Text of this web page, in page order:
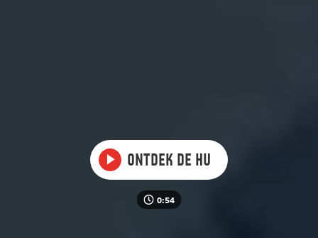
VideoOntdek de HU
0:54